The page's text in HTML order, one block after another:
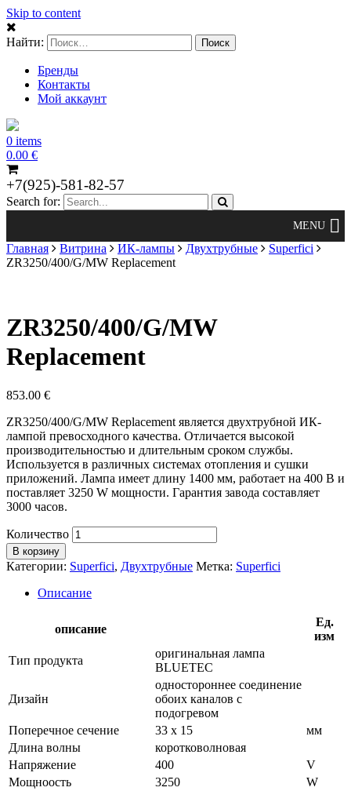
Skip to content
Найти:
Бренды
Контакты
Мой аккаунт
0 items
0.00 €
+7(925)-581-82-57
Search for:
Главная Витрина ИК-лампы Двухтрубные
Superfici
ZR3250/400/G/MW Replacement
ZR3250/400/G/MW
Replacement
853.00 €
ZR3250/400/G/MW Replacement является двухтрубной ИК-
лампой превосходного качества. Отличается высокой
производительностью и длительным сроком службы.
Используется в различных системах отопления и сушки
приложений. Лампа имеет длину 1400 мм, работает на 400 В и
поставляет 3250 W мощности. Гарантия завода составляет
3000 часов.
Количество
В корзину
Категории: Superfici, Двухтрубные Метка: Superfici
Описание
описание
Ед.
изм
Тип продукта
оригинальная лампа
BLUETEC
Дизайн
одностороннее соединение
обоих каналов с
подогревом
Поперечное сечение
33 х 15
мм
Длина волны
коротковолновая
Напряжение
400
V
Мощноость
3250
W